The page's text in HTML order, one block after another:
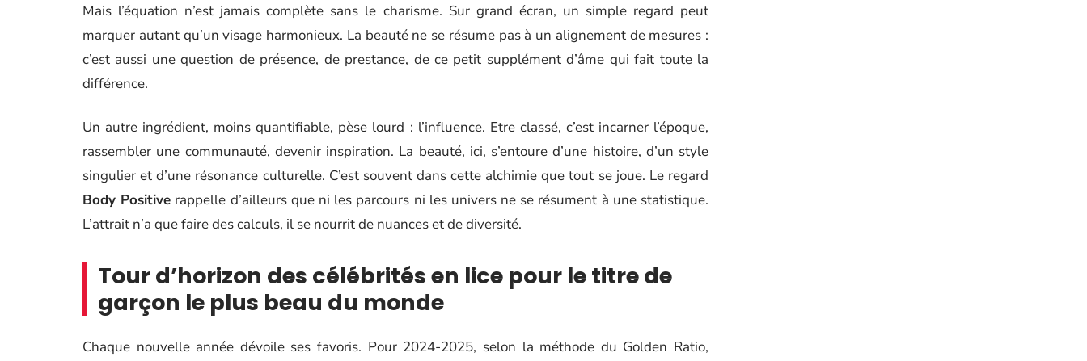
Mais l’équation n’est jamais complète sans le charisme. Sur grand écran, un simple regard peut
marquer autant qu’un visage harmonieux. La beauté ne se résume pas à un alignement de mesures :
c’est aussi une question de présence, de prestance, de ce petit supplément d’âme qui fait toute la
différence.
Un autre ingrédient, moins quantifiable, pèse lourd : l’influence. Etre classé, c’est incarner l’époque,
rassembler une communauté, devenir inspiration. La beauté, ici, s’entoure d’une histoire, d’un style
singulier et d’une résonance culturelle. C’est souvent dans cette alchimie que tout se joue. Le regard
Body Positive rappelle d’ailleurs que ni les parcours ni les univers ne se résument à une statistique.
L’attrait n’a que faire des calculs, il se nourrit de nuances et de diversité.
Tour d’horizon des célébrités en lice pour le titre de
garçon le plus beau du monde
Chaque nouvelle année dévoile ses favoris. Pour 2024-2025, selon la méthode du Golden Ratio,